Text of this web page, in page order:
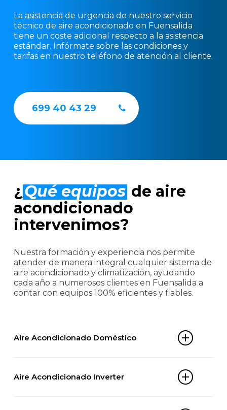
La asistencia de urgencia de nuestro servicio
técnico de aire acondicionado en Fuensalida
tiene un coste adicional respecto a la asistencia
estándar. Infórmate sobre las condiciones y
tarifas en nuestro teléfono de atención al cliente.
699 40 43 29
¿Qué equipos de aire
acondicionado
intervenimos?
Nuestra formación y experiencia nos permite
atender de manera integral cualquier sistema de
aire acondicionado y climatización, ayudando
cada año a numerosos clientes en Fuensalida a
contar con equipos 100% eficientes y fiables.
Aire Acondicionado Doméstico
Multi-split
Aire Acondicionado Inverter